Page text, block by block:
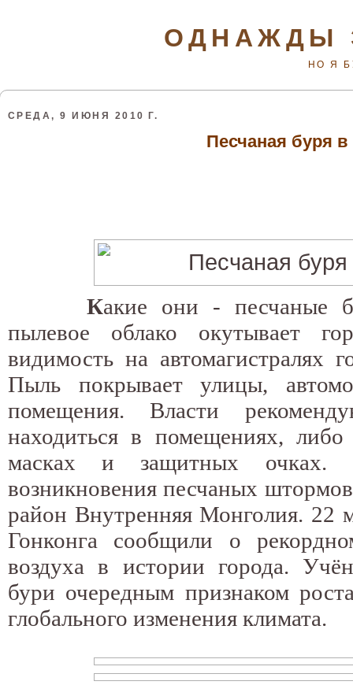
ОДНАЖДЫ
НО Я
СРЕДА, 9 ИЮНЯ 2010 Г.
Песчаная буря в
Какие они - песчаные
пылевое облако окутывает
видимость на
Пыль покрывает улицы,
помещения. Власти
находиться в помещениях,
масках и защитных очках.
возникновения песчаных
район Внутренняя Монголия. 22
Гонконга сообщили о
воздуха в истории города.
бури очередным признаком
глобального изменения климата.